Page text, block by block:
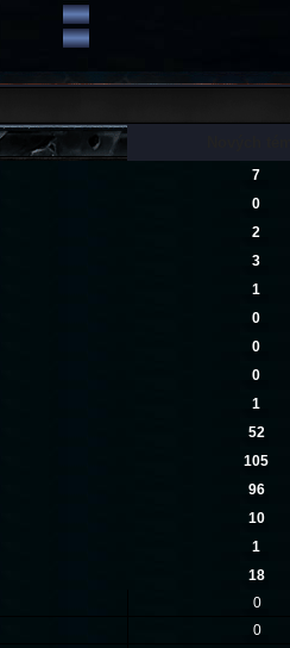
7
0
2
3
1
0
0
0
1
52
105
96
10
1
18
0
0